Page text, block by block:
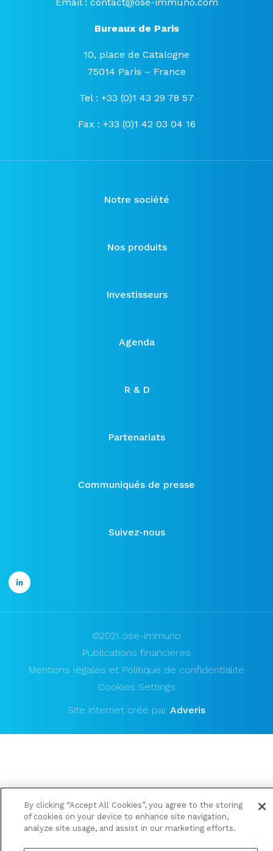
Bureaux de Paris
10, place de Catalogne
75014 Paris – France
Tel : +33 (0)1 43 29 78 57
Fax : +33 (0)1 42 03 04 16
Notre société
Nos produits
Investisseurs
Agenda
R & D
Partenariats
Communiqués de presse
Suivez-nous
©2021 ose-immuno
Publications financières
Mentions légales et Politique de confidentialité
Cookies Settings
Site internet créé par Adveris
By clicking “Accept All Cookies”, you agree to the storing
of cookies on your device to enhance site navigation,
analyze site usage, and assist in our marketing efforts.